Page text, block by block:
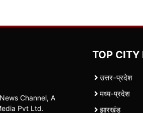
Channel, A
Pvt Ltd.
TOP CITY
उत्तर-प्रदेश
मध्य-प्रदेश
झारखंड